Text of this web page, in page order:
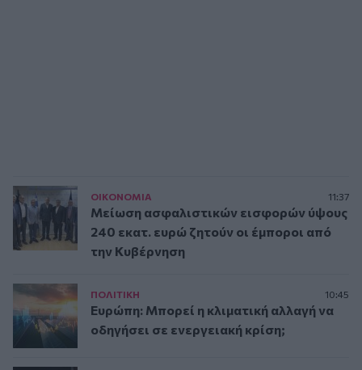
ΟΙΚΟΝΟΜΙΑ 11:37
Μείωση ασφαλιστικών εισφορών ύψους
240 εκατ. ευρώ ζητούν οι έμποροι από
την Κυβέρνηση
ΠΟΛΙΤΙΚΗ 10:45
Ευρώπη: Μπορεί η κλιματική αλλαγή να
οδηγήσει σε ενεργειακή κρίση;